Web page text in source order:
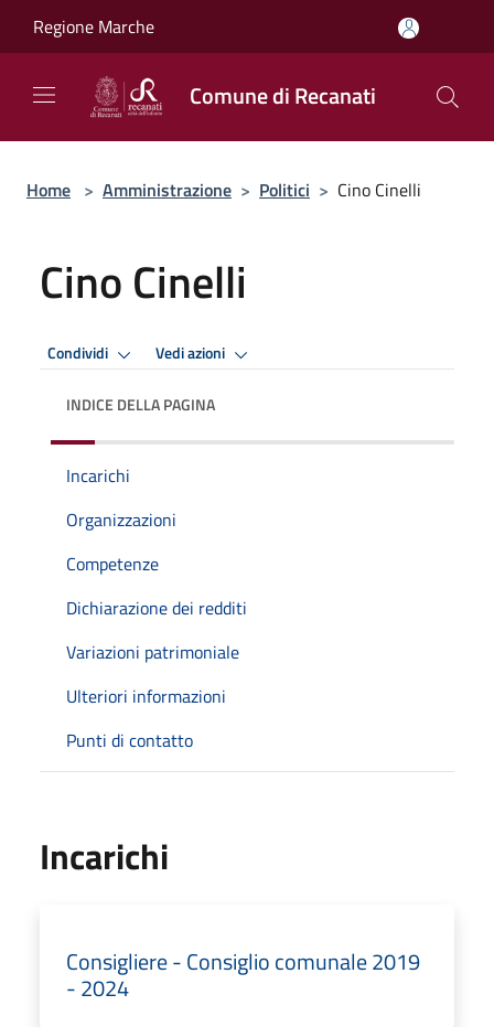
Regione Marche
Comune di Recanati
Home > Amministrazione > Politici > Cino Cinelli
Cino Cinelli
Condividi Vedi azioni
INDICE DELLA PAGINA
Incarichi
Organizzazioni
Competenze
Dichiarazione dei redditi
Variazioni patrimoniale
Ulteriori informazioni
Punti di contatto
Incarichi
Consigliere - Consiglio comunale 2019
- 2024